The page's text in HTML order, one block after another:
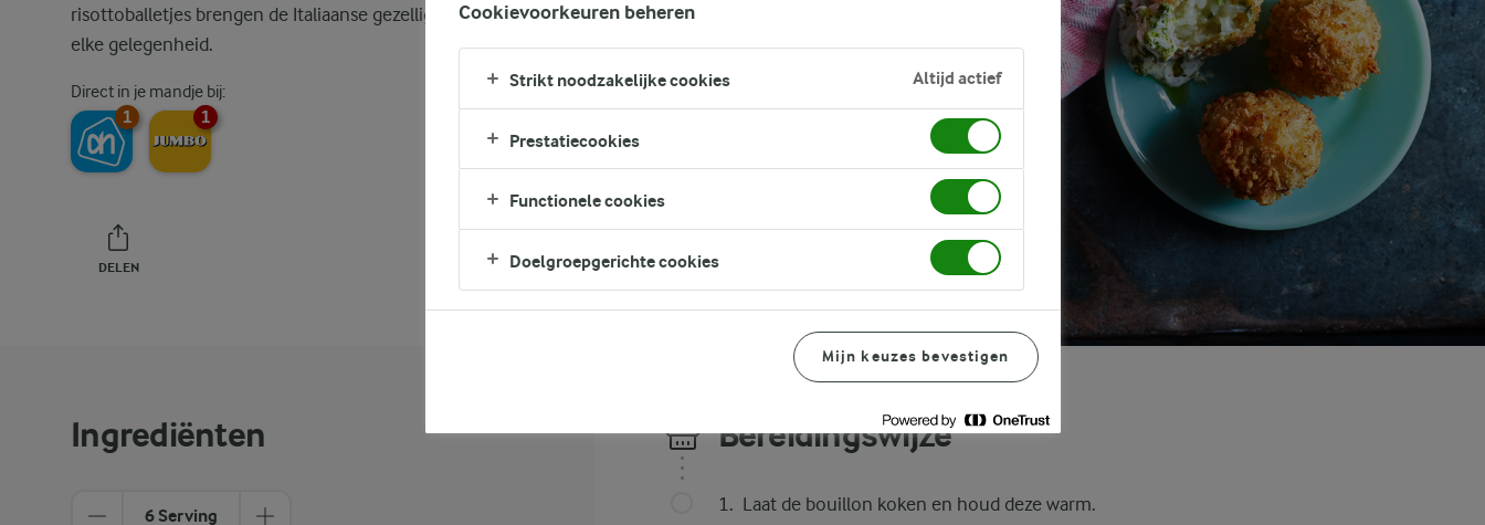
risottoballetjes brengen de Italiaanse gezelligheid naar
elke gelegenheid.
Direct in je mandje bij:
1 1
DELEN PRINT
Ingrediënten
6 Serving
Bereidingswijze
Laat de bouillon koken en houd deze warm.
Cookievoorkeuren beheren
Strikt noodzakelijke cookies Altijd actief
Prestatiecookies
Functionele cookies
Doelgroepgerichte cookies
Mijn keuzes bevestigen